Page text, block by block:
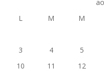
L
M M
3
4 5
10
11 12